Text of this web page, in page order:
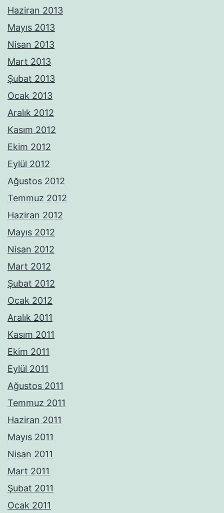
Haziran 2013
Mayıs 2013
Nisan 2013
Mart 2013
Şubat 2013
Ocak 2013
Aralık 2012
Kasım 2012
Ekim 2012
Eylül 2012
Ağustos 2012
Temmuz 2012
Haziran 2012
Mayıs 2012
Nisan 2012
Mart 2012
Şubat 2012
Ocak 2012
Aralık 2011
Kasım 2011
Ekim 2011
Eylül 2011
Ağustos 2011
Temmuz 2011
Haziran 2011
Mayıs 2011
Nisan 2011
Mart 2011
Şubat 2011
Ocak 2011